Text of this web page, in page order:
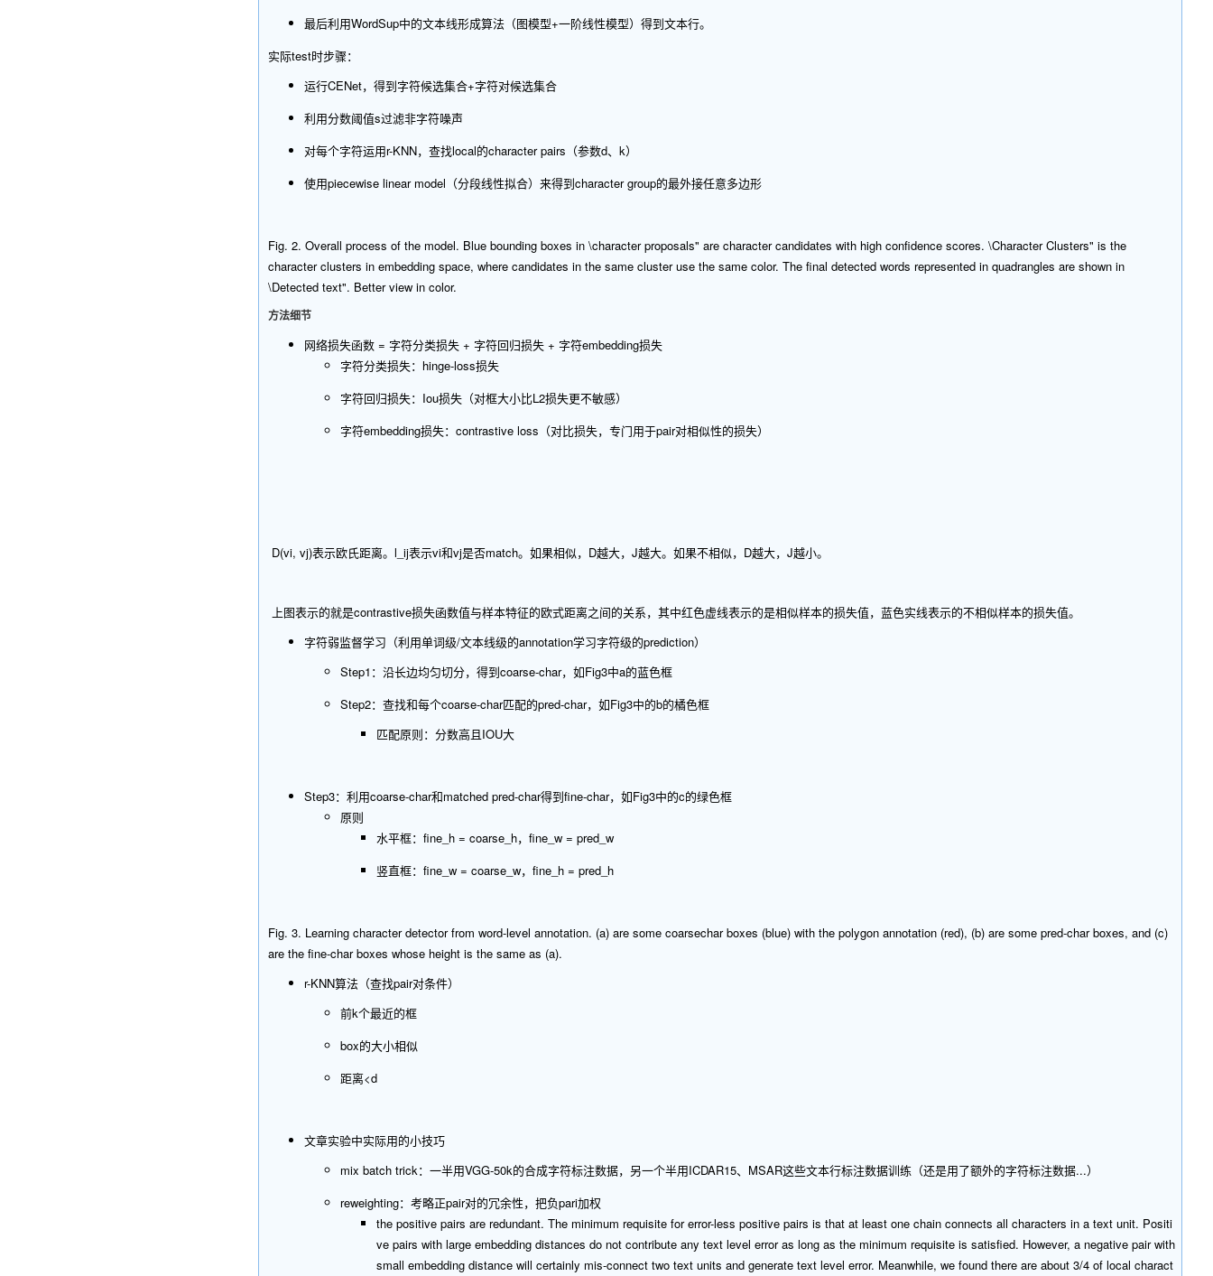
最后利用WordSup中的文本线形成算法（图模型+一阶线性模型）得到文本行。
实际test时步骤：
运行CENet，得到字符候选集合+字符对候选集合
利用分数阈值s过滤非字符噪声
对每个字符运用r-KNN，查找local的character pairs（参数d、k）
使用piecewise linear model（分段线性拟合）来得到character group的最外接任意多边形
Fig. 2. Overall process of the model. Blue bounding boxes in \character proposals" are character candidates with high confidence scores. \Character Clusters" is the
character clusters in embedding space, where candidates in the same cluster use the same color. The final detected words represented in quadrangles are shown in
\Detected text". Better view in color.
方法细节
网络损失函数 = 字符分类损失 + 字符回归损失 + 字符embedding损失
字符分类损失：hinge-loss损失
字符回归损失：Iou损失（对框大小比L2损失更不敏感）
字符embedding损失：contrastive loss（对比损失，专门用于pair对相似性的损失）
​ D(vi, vj)表示欧氏距离。l_ij表示vi和vj是否match。如果相似，D越大，J越大。如果不相似，D越大，J越小。
​ 上图表示的就是contrastive损失函数值与样本特征的欧式距离之间的关系，其中红色虚线表示的是相似样本的损失值，蓝色实线表示的不相似样本的损失值。
字符弱监督学习（利用单词级/文本线级的annotation学习字符级的prediction）
Step1：沿长边均匀切分，得到coarse-char，如Fig3中a的蓝色框
Step2：查找和每个coarse-char匹配的pred-char，如Fig3中的b的橘色框
匹配原则：分数高且IOU大
Step3：利用coarse-char和matched pred-char得到fine-char，如Fig3中的c的绿色框
原则
水平框：fine_h = coarse_h，fine_w = pred_w
竖直框：fine_w = coarse_w，fine_h = pred_h
Fig. 3. Learning character detector from word-level annotation. (a) are some coarsechar boxes (blue) with the polygon annotation (red), (b) are some pred-char boxes, and (c)
are the fine-char boxes whose height is the same as (a).
r-KNN算法（查找pair对条件）
前k个最近的框
box的大小相似
距离<d
文章实验中实际用的小技巧
mix batch trick：一半用VGG-50k的合成字符标注数据，另一个半用ICDAR15、MSAR这些文本行标注数据训练（还是用了额外的字符标注数据...）
reweighting：考略正pair对的冗余性，把负pari加权
the positive pairs are redundant. The minimum requisite for error-less positive pairs is that at least one chain connects all characters in a text unit. Positi
ve pairs with large embedding distances do not contribute any text level error as long as the minimum requisite is satisfied. However, a negative pair with
small embedding distance will certainly mis-connect two text units and generate text level error. Meanwhile, we found there are about 3/4 of local charact